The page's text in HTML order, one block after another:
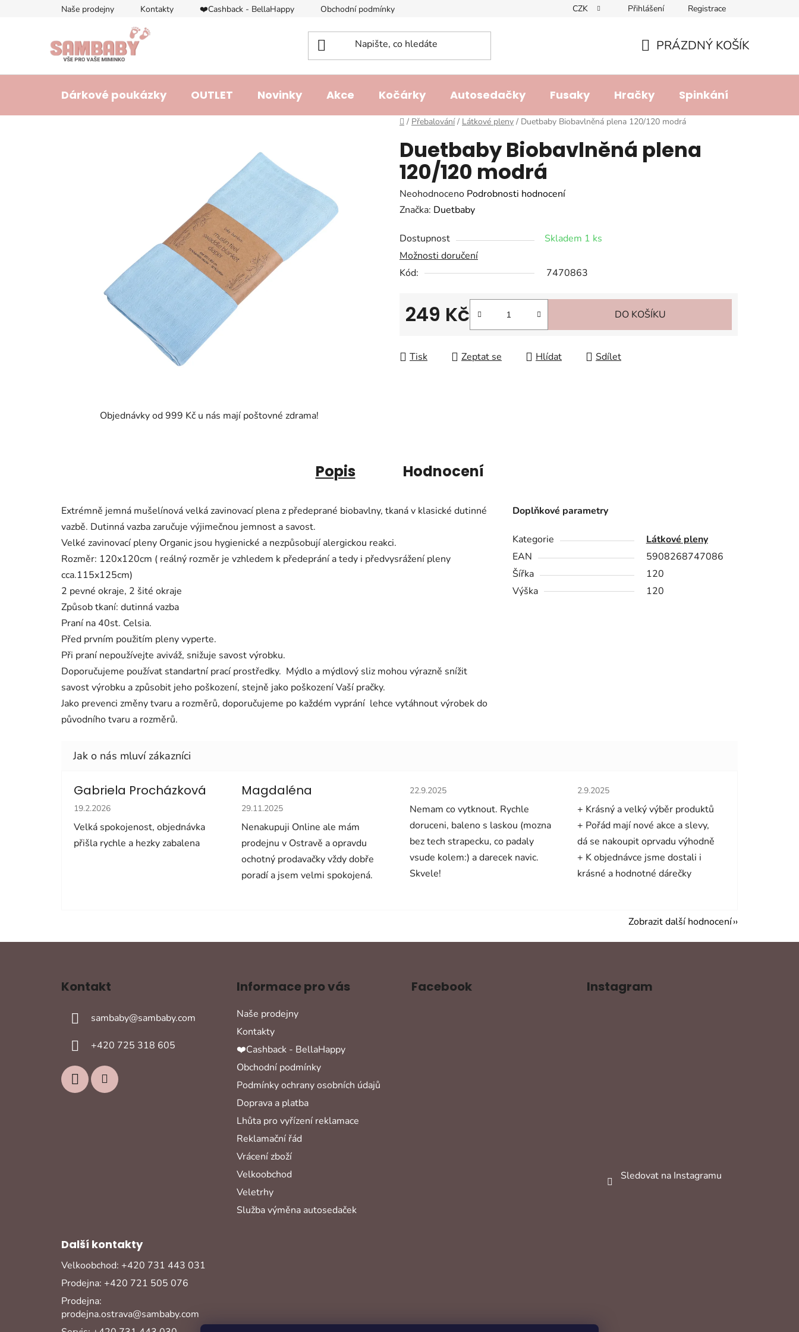
Naše prodejny Kontakty ❤️Cashback - BellaHappy Obchodní podmínky Doprava a platba Lhůta pro vyřízení reklamace
CZK Přihlášení Registrace
KOŠÍK
PRÁZDNÝ KOŠÍK
Dárkové poukázky OUTLET Novinky Akce Kočárky Autosedačky Fusaky Hračky Spinkání
Domů
/ Přebalování / Látkové pleny / Duetbaby Biobavlněná plena 120/120 modrá
Duetbaby Biobavlněná plena
120/120 modrá
Průměrné
hodnocení
je
0,0
z
hvězdiček.
Neohodnoceno Podrobnosti hodnocení
Značka: Duetbaby
Dostupnost
Skladem 1 ks
Možnosti doručení
Kód:
7470863
249 Kč DO KOŠÍKU
Tisk Zeptat se Hlídat Sdílet
Objednávky od 999 Kč u nás mají poštovné zdrama!
Popis Hodnocení
Extrémně jemná mušelínová velká zavinovací plena z předeprané biobavlny, tkaná v klasické dutinné
vazbě. Dutinná vazba zaručuje výjimečnou jemnost a savost.
Velké zavinovací pleny Organic jsou hygienické a nezpůsobují alergickou reakci.
Rozměr: 120x120cm ( reálný rozměr je vzhledem k předeprání a tedy i předvysrážení pleny
cca.115x125cm)
2 pevné okraje, 2 šité okraje
Způsob tkaní: dutinná vazba
Praní na 40st. Celsia.
Před prvním použitím pleny vyperte.
Při praní nepoužívejte aviváž, snižuje savost výrobku.
Doporučujeme používat standartní prací prostředky. Mýdlo a mýdlový sliz mohou výrazně snížit
savost výrobku a způsobit jeho poškození, stejně jako poškození Vaší pračky.
Jako prevenci změny tvaru a rozměrů, doporučujeme po každém vyprání lehce vytáhnout výrobek do
původního tvaru a rozměrů.
Doplňkové parametry
Kategorie
Látkové pleny
EAN
5908268747086
Šířka
120
Výška
120
Gabriela Procházková
Hodnocení obchodu je 5 z 5 hvězdiček.
19.2.2026
Velká spokojenost, objednávka
přišla rychle a hezky zabalena
Magdaléna
Hodnocení obchodu je 5 z 5 hvězdiček.
29.11.2025
Nenakupuji Online ale mám
prodejnu v Ostravě a opravdu
ochotný prodavačky vždy dobře
poradí a jsem velmi spokojená.
Hodnocení obchodu je 5 z 5 hvězdiček.
22.9.2025
Nemam co vytknout. Rychle
doruceni, baleno s laskou (mozna
bez tech strapecku, co padaly
vsude kolem:) a darecek navic.
Skvele!
Hodnocení obchodu je 5 z 5 hvězdiček.
2.9.2025
+ Krásný a velký výběr produktů
+ Pořád mají nové akce a slevy,
dá se nakoupit oprvadu výhodně
+ K objednávce jsme dostali i
krásné a hodnotné dárečky
Zobrazit další hodnocení
Kontakt
sambaby@sambaby.com
+420 725 318 605
Informace pro vás
Naše prodejny
Kontakty
❤️Cashback - BellaHappy
Obchodní podmínky
Podmínky ochrany osobních údajů
Doprava a platba
Lhůta pro vyřízení reklamace
Reklamační řád
Vrácení zboží
Velkoobchod
Veletrhy
Služba výměna autosedaček
Facebook Instagram
Sledovat na Instagramu
Další kontakty
Velkoobchod: +420 731 443 031
Prodejna: +420 721 505 076
Prodejna:
prodejna.ostrava@sambaby.com